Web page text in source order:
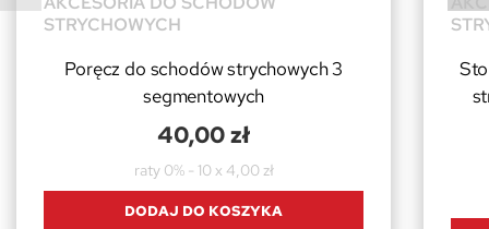
STRYCHOWYCH
Poręcz do schodów strychowych 3
segmentowych
40,00 zł
raty 0% - 10 x 4,00 zł
DODAJ DO KOSZYKA